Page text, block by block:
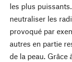
les plus
neutraliser les
provoqué par
autres en partie
de la peau. Grâce